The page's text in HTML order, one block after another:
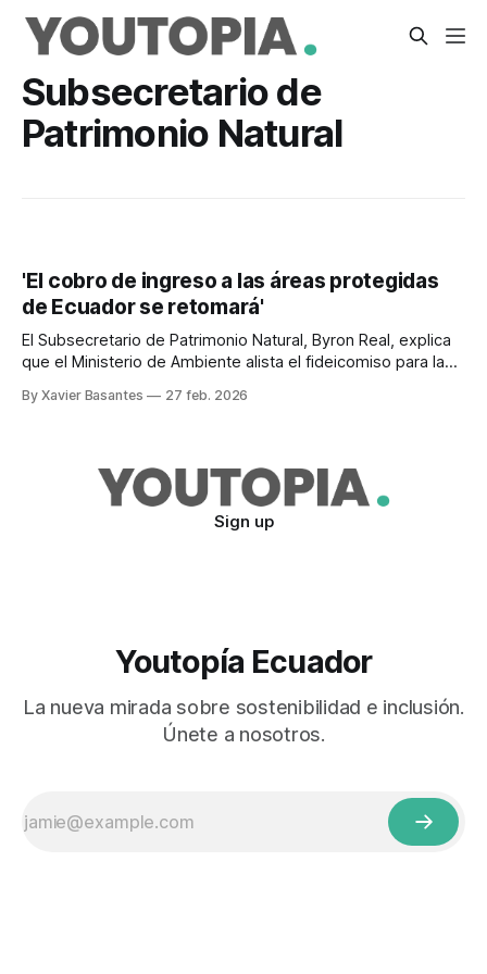
Subsecretario de
Patrimonio Natural
'El cobro de ingreso a las áreas protegidas
de Ecuador se retomará'
El Subsecretario de Patrimonio Natural, Byron Real, explica
que el Ministerio de Ambiente alista el fideicomiso para las
By Xavier Basantes 27 feb. 2026
Sign up
Youtopía Ecuador
La nueva mirada sobre sostenibilidad e inclusión.
Únete a nosotros.